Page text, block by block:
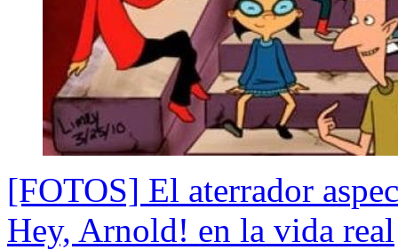
[FOTOS] El aterrador
Hey, Arnold! en la vida real